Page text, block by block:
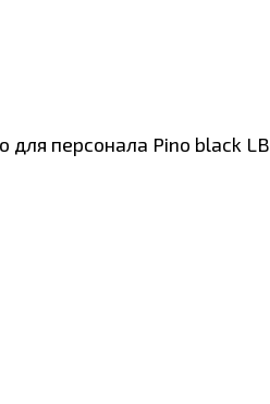
для персонала Pino black LB